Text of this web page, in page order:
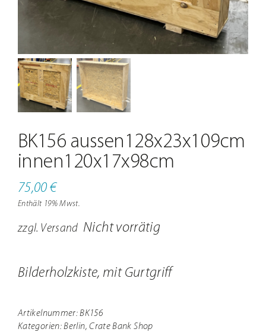
BK156 aussen128x23x109cm
innen120x17x98cm
75,00€
Enthält 19% Mwst.
zzgl. Versand Nicht vorrätig
Bilderholzkiste, mit Gurtgriff
Artikelnummer:BK156
Kategorien:Berlin,Crate Bank Shop
Kontakt